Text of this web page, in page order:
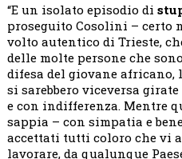
“E un isolato episodio di
proseguito Cosolini – certo
volto autentico di Trieste,
delle molte persone che
difesa del giovane
si sarebbero viceversa
e con indifferenza. Mentre
sappia – con simpatia e
accettati tutti coloro che vi
lavorare, da qualunque